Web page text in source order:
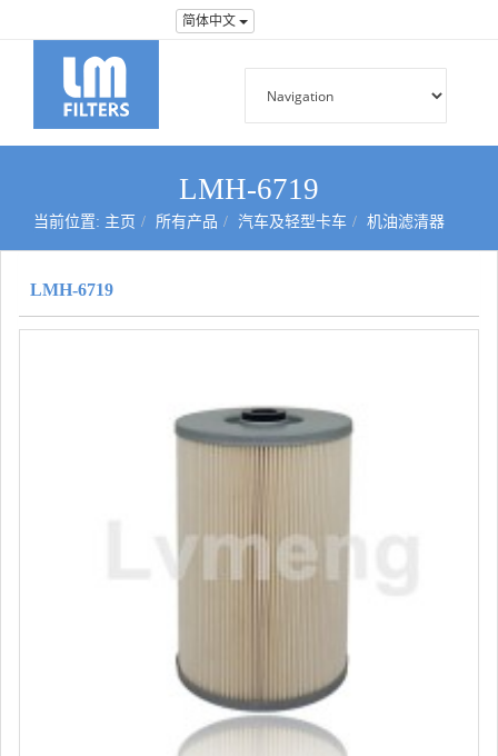
简体中文
LMH-6719
当前位置: 主页 所有产品 汽车及轻型卡车 机油滤清器
LMH-6719